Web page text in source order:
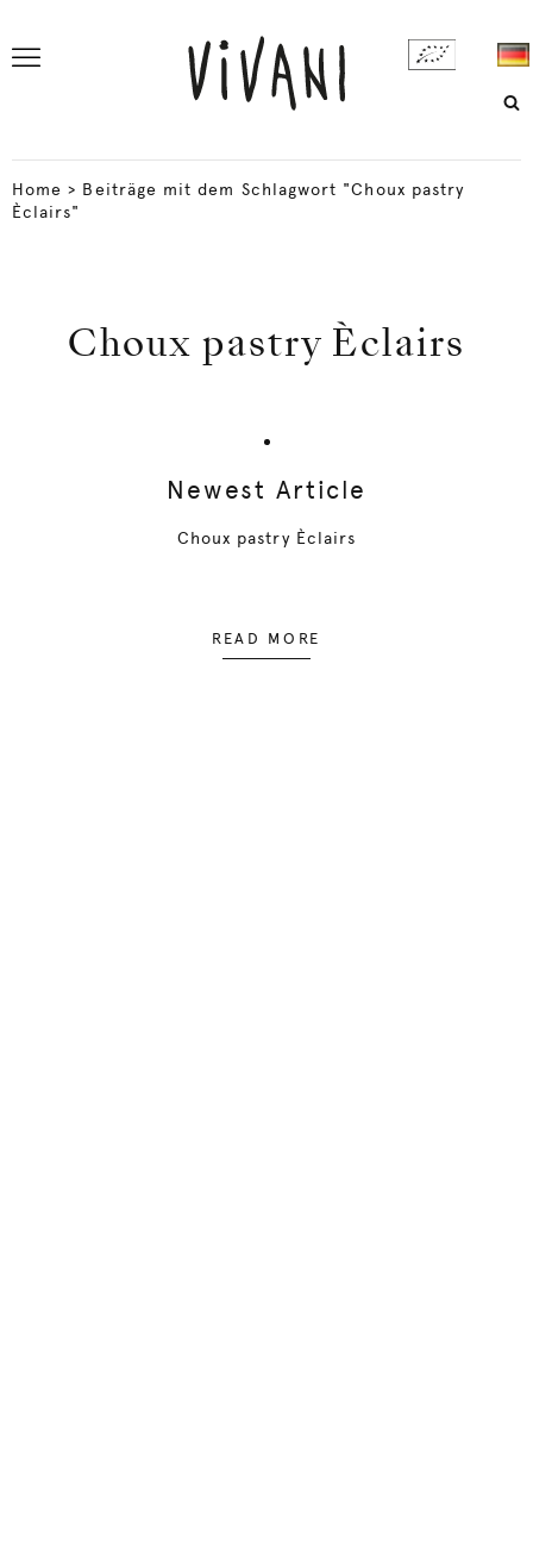
Home > Beiträge mit dem Schlagwort "Choux pastry
Èclairs"
Choux pastry Èclairs
Newest Article
Choux pastry Èclairs
READ MORE